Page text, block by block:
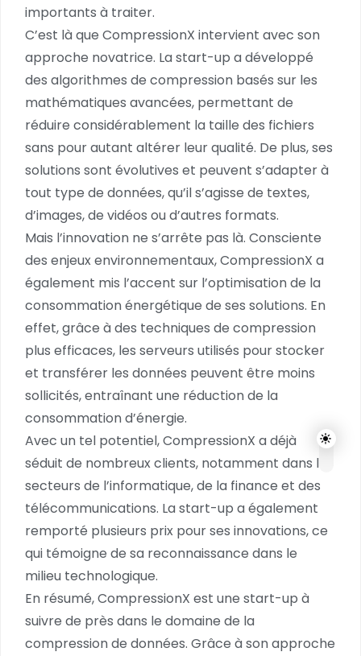
importants à traiter.
C’est là que CompressionX intervient avec son
approche novatrice. La start-up a développé
des algorithmes de compression basés sur les
mathématiques avancées, permettant de
réduire considérablement la taille des fichiers
sans pour autant altérer leur qualité. De plus, ses
solutions sont évolutives et peuvent s’adapter à
tout type de données, qu’il s’agisse de textes,
d’images, de vidéos ou d’autres formats.
Mais l’innovation ne s’arrête pas là. Consciente
des enjeux environnementaux, CompressionX a
également mis l’accent sur l’optimisation de la
consommation énergétique de ses solutions. En
effet, grâce à des techniques de compression
plus efficaces, les serveurs utilisés pour stocker
et transférer les données peuvent être moins
sollicités, entraînant une réduction de la
consommation d’énergie.
Avec un tel potentiel, CompressionX a déjà
séduit de nombreux clients, notamment dans les
secteurs de l’informatique, de la finance et des
télécommunications. La start-up a également
remporté plusieurs prix pour ses innovations, ce
qui témoigne de sa reconnaissance dans le
milieu technologique.
En résumé, CompressionX est une start-up à
suivre de près dans le domaine de la
compression de données. Grâce à son approche